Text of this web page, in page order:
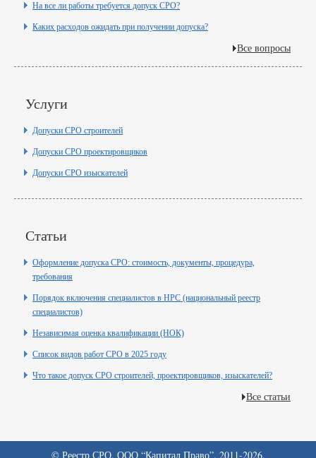
На все ли работы требуется допуск СРО?
Каких расходов ожидать при получении допуска?
Все вопросы
Услуги
Допуски СРО строителей
Допуски СРО проектировщиков
Допуски СРО изыскателей
Статьи
Оформление допуска СРО: стоимость, документы, процедура,
требования
Порядок включения специалистов в НРС (национальный реестр
специалистов)
Независимая оценка квалификации (НОК)
Список видов работ СРО в 2025 году
Что такое допуск СРО строителей, проектировщиков, изыскателей?
Все статьи
© Реестр СРО. ООО “Капитал Право”. 2011-2026.